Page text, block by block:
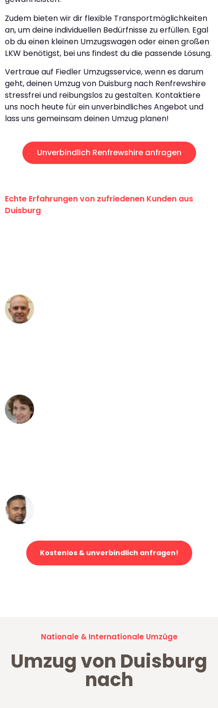
Zudem bieten wir dir flexible Transportmöglichkeiten
an, um deine individuellen Bedürfnisse zu erfüllen. Egal
ob du einen kleinen Umzugswagen oder einen großen
LKW benötigst, bei uns findest du die passende Lösung.
Vertraue auf Fiedler Umzugsservice, wenn es darum
geht, deinen Umzug von Duisburg nach Renfrewshire
stressfrei und reibungslos zu gestalten. Kontaktiere
uns noch heute für ein unverbindliches Angebot und
lass uns gemeinsam deinen Umzug planen!
Unverbindlich Renfrewshire anfragen
Echte Erfahrungen von zufriedenen Kunden aus
Duisburg
Kostenlos & unverbindlich anfragen!
Nationale & Internationale Umzüge
Umzug von Duisburg
nach